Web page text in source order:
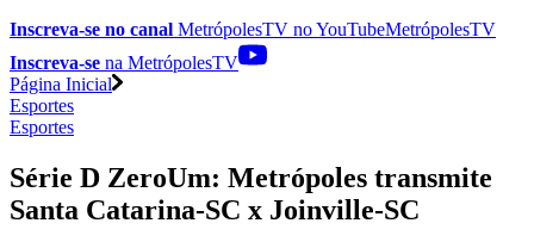
Inscreva-se no canal MetrópolesTV noYouTubeMetrópolesTV
Inscreva-se na MetrópolesTV
Página Inicial
Esportes
Esportes
Série D ZeroUm: Metrópoles transmite
Santa Catarina-SC x Joinville-SC